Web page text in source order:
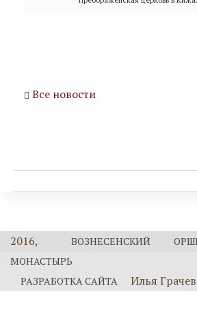
Все новости
2016,
ВОЗНЕСЕНСКИЙ
МОНАСТЫРЬ
РАЗРАБОТКА САЙТА
Илья Грачев